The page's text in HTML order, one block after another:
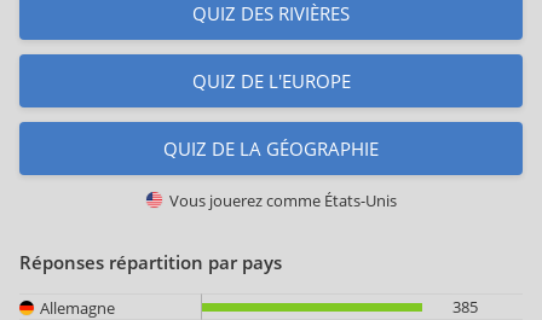
QUIZ DES RIVIÈRES
QUIZ DE L'EUROPE
QUIZ DE LA GÉOGRAPHIE
Vous jouerez comme États-Unis
Réponses répartition par pays
Allemagne
385